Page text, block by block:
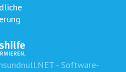
- Software-